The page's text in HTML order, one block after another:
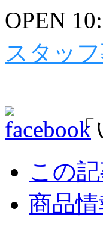
OPEN
スタッ
「
この
商品